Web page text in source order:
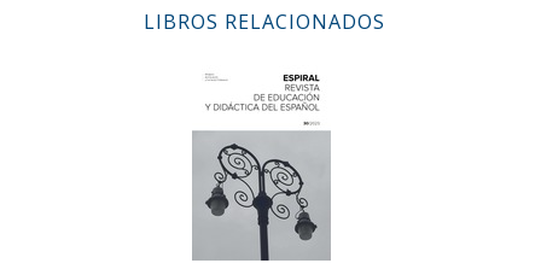
LIBROS RELACIONADOS